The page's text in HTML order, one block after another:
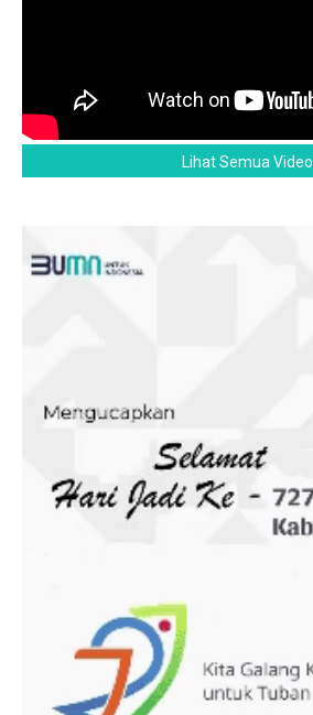
Lihat Semua Video